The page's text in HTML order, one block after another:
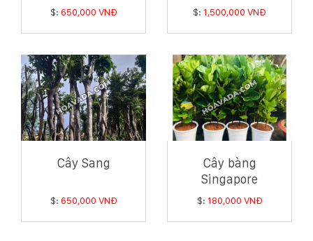
$: 650,000 VNĐ $: 1,500,000 VNĐ
Cây Sang
$: 650,000 VNĐ
Cây bàng
Singapore
$: 180,000 VNĐ